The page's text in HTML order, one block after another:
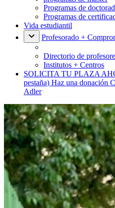
Programas de
Programas de
Vida estudiantil
Profesorado +
Directorio de
Institutos + Centros
SOLICITA TU PLAZA
pestaña) Haz una donación
Adler